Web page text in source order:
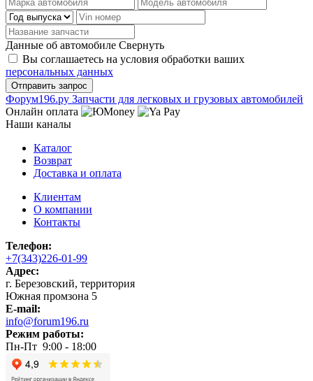
Данные об автомобиле Свернуть
Вы соглашаетесь на условия обработки ваших
персональных данных
Фoрум196.ру Запчасти для легковых и грузовых автомобилей
Онлайн оплата
Наши каналы
Каталог
Возврат
Доставка и оплата
Клиентам
О компании
Контакты
Телефон:
+7(343)226-01-99
Адрес:
г. Березовский, территория
Южная промзона 5
E-mail:
info@forum196.ru
Режим работы:
Пн-Пт 9:00 - 18:00